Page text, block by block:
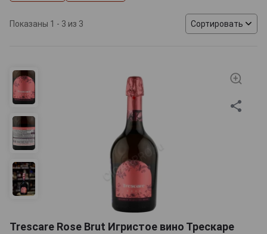
Показаны 1 - 3 из 3 Сортировать
Trescare Rose Brut Игристое вино Трескаре